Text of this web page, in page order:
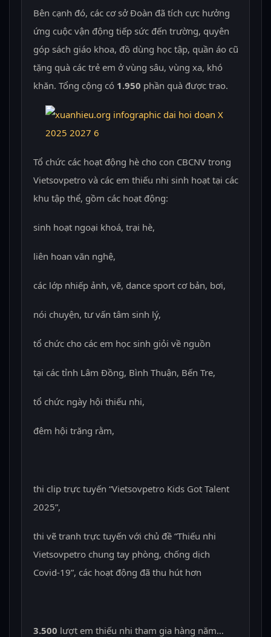
Bên cạnh đó, các cơ sở Đoàn đã tích cực hưởng
ứng cuộc vận động tiếp sức đến trường, quyên
góp sách giáo khoa, đồ dùng học tập, quần áo cũ
tặng quà các trẻ em ở vùng sâu, vùng xa, khó
khăn. Tổng cộng có 1.950 phần quà được trao.
Tổ chức các hoạt động hè cho con CBCNV trong
Vietsovpetro và các em thiếu nhi sinh hoạt tại các
khu tập thể, gồm các hoạt động:
sinh hoạt ngoại khoá, trại hè,
liên hoan văn nghệ,
các lớp nhiếp ảnh, vẽ, dance sport cơ bản, bơi,
nói chuyện, tư vấn tâm sinh lý,
tổ chức cho các em học sinh giỏi về nguồn
tại các tỉnh Lâm Đồng, Bình Thuận, Bến Tre,
tổ chức ngày hội thiếu nhi,
đêm hội trăng rằm,
thi clip trực tuyến “Vietsovpetro Kids Got Talent
2025”,
thi vẽ tranh trực tuyến với chủ đề “Thiếu nhi
Vietsovpetro chung tay phòng, chống dịch
Covid-19”, các hoạt động đã thu hút hơn
3.500 lượt em thiếu nhi tham gia hàng năm…